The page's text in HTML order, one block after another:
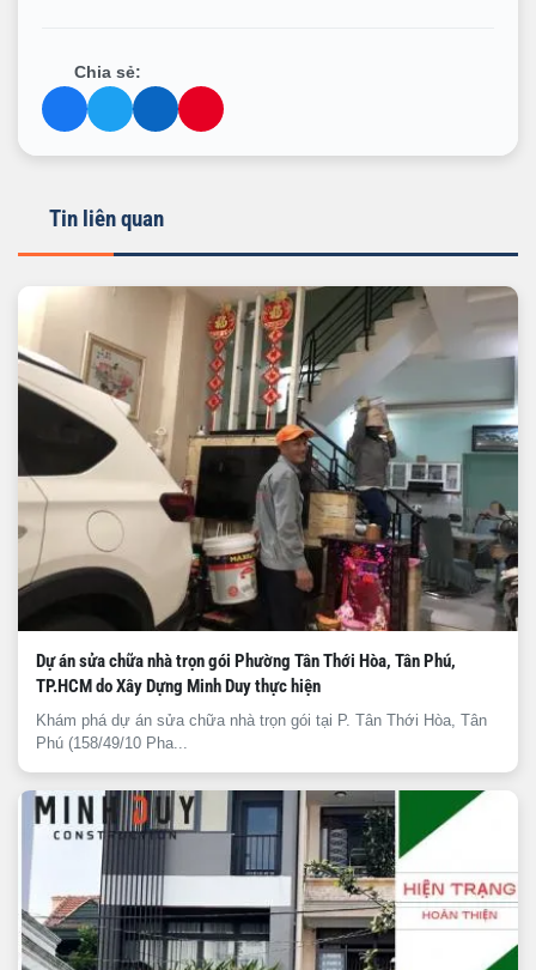
Chia sẻ:
Tin liên quan
Dự án sửa chữa nhà trọn gói Phường Tân Thới Hòa, Tân Phú,
TP.HCM do Xây Dựng Minh Duy thực hiện
Khám phá dự án sửa chữa nhà trọn gói tại P. Tân Thới Hòa, Tân
Phú (158/49/10 Pha...